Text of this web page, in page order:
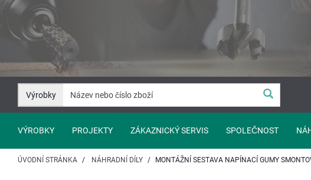
Přejít
Obsah
Přejít
Navigaci
Výrobky
VÝROBKY PROJEKTY ZÁKAZNICKÝ SERVIS SPOLEČNOST
ÚVODNÍ STRÁNKA NÁHRADNÍ DÍLY MONTÁŽNÍ SESTAVA NAPÍNACÍ GUMY